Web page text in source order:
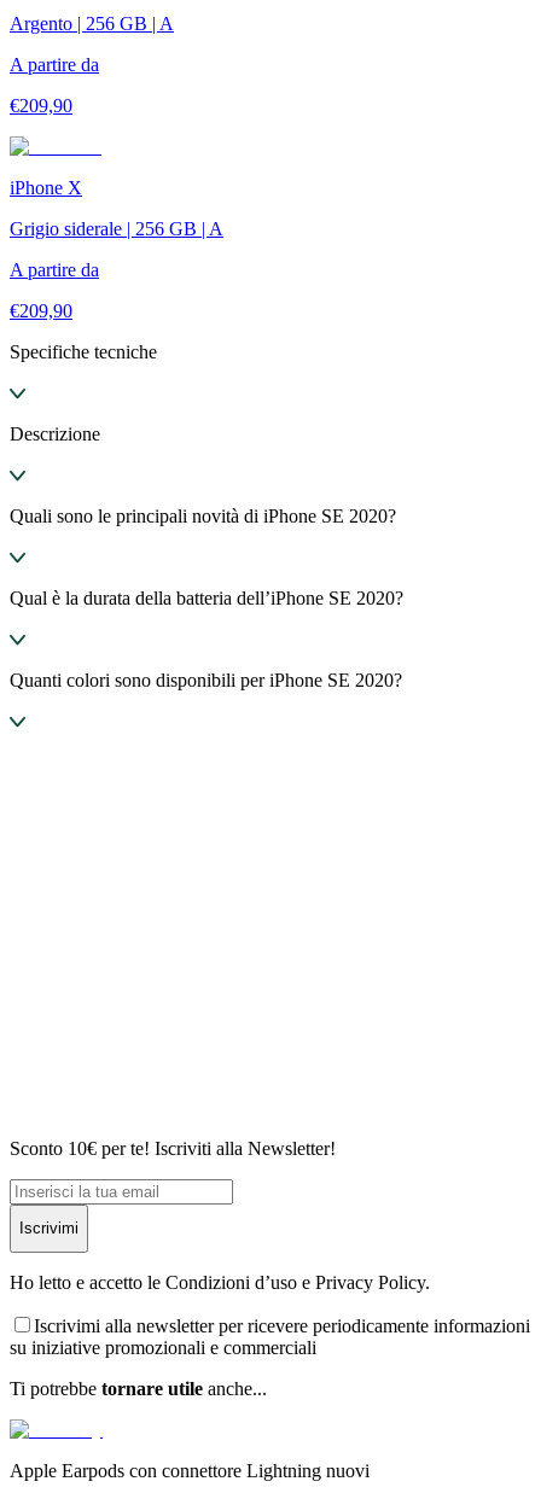
Argento | 256 GB | A
A partire da
€209,90
iPhone X
Grigio siderale | 256 GB | A
A partire da
€209,90
Specifiche tecniche
Descrizione
Quali sono le principali novità di iPhone SE 2020?
Qual è la durata della batteria dell’iPhone SE 2020?
Quanti colori sono disponibili per iPhone SE 2020?
Sconto 10€ per te! Iscriviti alla Newsletter!
Iscrivimi
Ho letto e accetto le Condizioni d’uso e Privacy Policy.
Iscrivimi alla newsletter per ricevere periodicamente informazioni
su iniziative promozionali e commerciali
Ti potrebbe tornare utile anche...
Apple Earpods con connettore Lightning nuovi